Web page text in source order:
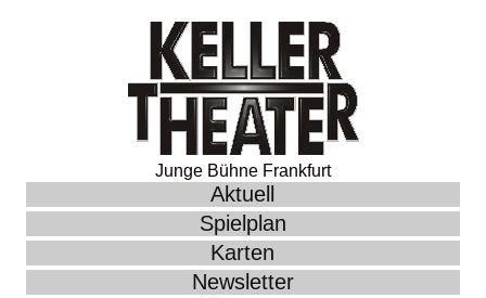
Junge Bühne Frankfurt
Aktuell
Spielplan
Karten
Newsletter